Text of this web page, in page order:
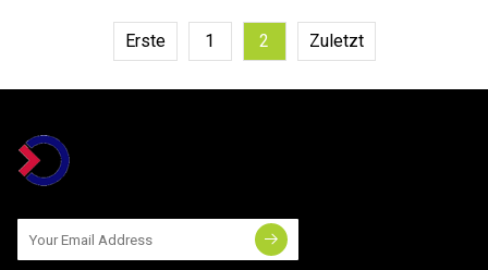
Erste 1 2 Zuletzt